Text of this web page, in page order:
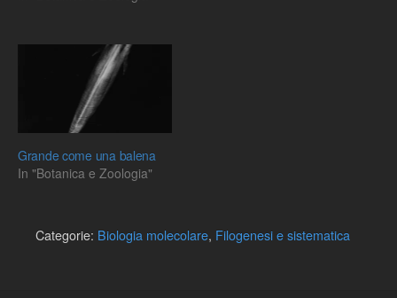
Grande come una balena
In "Botanica e Zoologia"
Categorie: Biologia molecolare, Filogenesi e sistematica